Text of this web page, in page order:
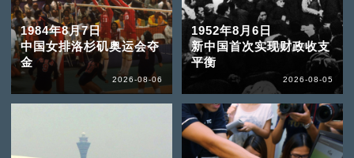
1984年8月7日
中国女排洛杉矶奥运会夺
金
2026-08-06
1952年8月6日
新中国首次实现财政收支
平衡
2026-08-05